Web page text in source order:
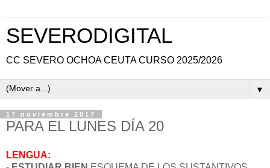
SEVERODIGITAL
CC SEVERO OCHOA CEUTA CURSO 2025/2026
▼
17 noviembre 2017
PARA EL LUNES DÍA 20
LENGUA: